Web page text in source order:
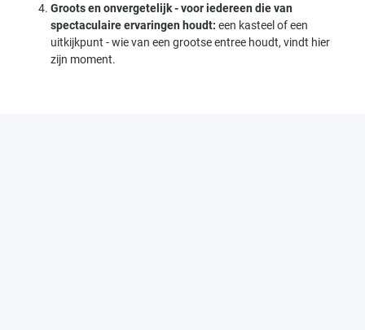
Groots en onvergetelijk - voor iedereen die van
spectaculaire ervaringen houdt: een kasteel of een
uitkijkpunt - wie van een grootse entree houdt, vindt hier
zijn moment.